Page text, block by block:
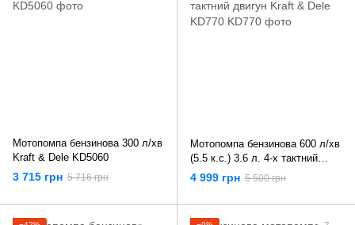
Мотопомпа бензинова 300 л/хв
Kraft & Dele KD5060
3 715 грн 5 716 грн
Мотопомпа бензинова 600 л/хв
(5.5 к.с.) 3.6 л. 4-х тактний
двигун Kraft & Dele KD770
4 999 грн 5 500 грн